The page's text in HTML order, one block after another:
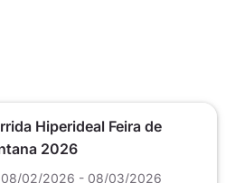
Hiperideal Feira de
2026
08/02/2026 - 08/03/2026